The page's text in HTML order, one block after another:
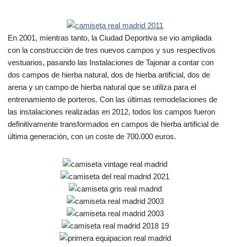
En 2001, mientras tanto, la Ciudad Deportiva se vio ampliada
con la construcción de tres nuevos campos y sus respectivos
vestuarios, pasando las Instalaciones de Tajonar a contar con
dos campos de hierba natural, dos de hierba artificial, dos de
arena y un campo de hierba natural que se utiliza para el
entrenamiento de porteros. Con las últimas remodelaciones de
las instalaciones realizadas en 2012, todos los campos fueron
definitivamente transformados en campos de hierba artificial de
última generación, con un coste de 700.000 euros.